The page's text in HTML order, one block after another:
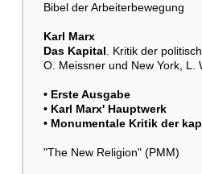
Bibel der Arbeiterbewegung
Karl Marx
Das Kapital. Kritik der
O. Meissner und New York, L.
• Erste Ausgabe
• Karl Marx' Hauptwerk
• Monumentale Kritik der
"The New Religion" (PMM)